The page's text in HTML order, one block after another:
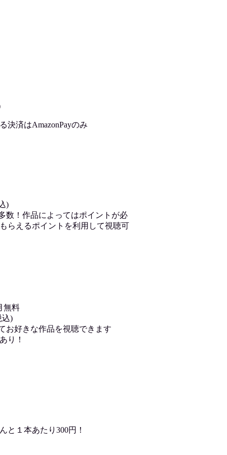
決済はAmazonPayのみ
)
！作品によってはポイントが必
らえるポイントを利用して視聴可
無料
込)
お好きな作品を視聴できます
り！
と１本あたり300円！